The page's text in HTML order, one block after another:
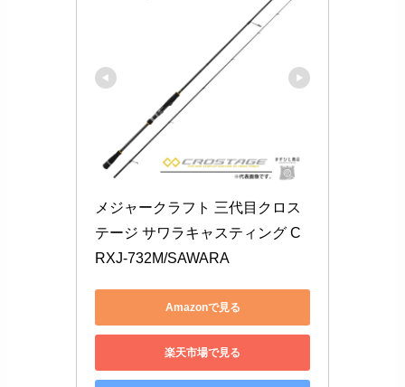
メジャークラフト 三代目クロス
テージ サワラキャスティング C
RXJ-732M/SAWARA
Amazonで見る
楽天市場で見る